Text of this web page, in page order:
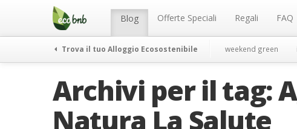
Menu Blog Offerte Speciali Regali FAQ
Trova il tuo Alloggio Ecosostenibile weekend green
Archivi per il tag:
Natura La Salute